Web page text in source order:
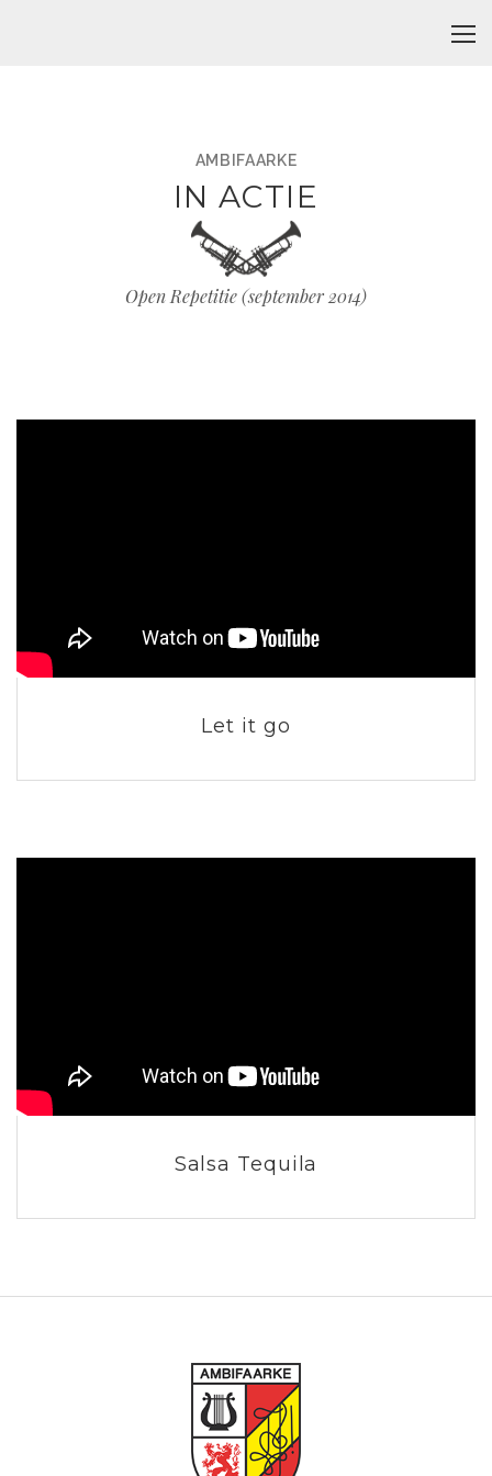
AMBIFAARKE
IN ACTIE
Open Repetitie (september 2014)
Let it go
Salsa Tequila